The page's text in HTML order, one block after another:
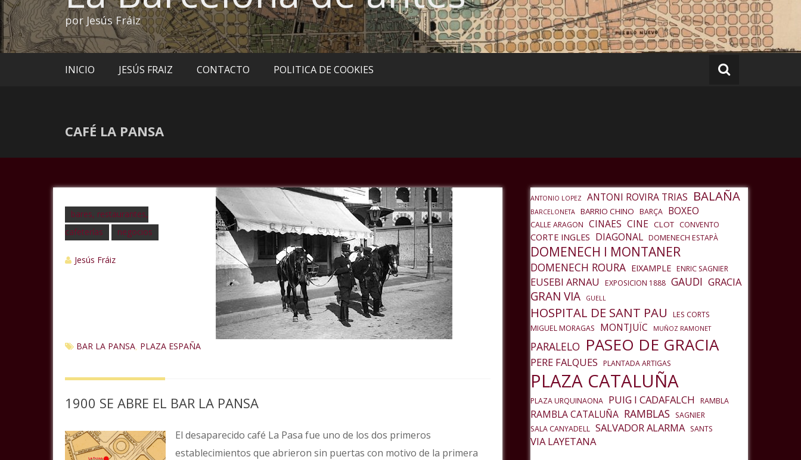
por Jesús Fráiz
INICIO JESÚS FRAIZ CONTACTO POLITICA DE COOKIES
CAFÉ LA PANSA
bares, restaurantes,
cafeterías
negocios
Jesús Fráiz
BAR LA PANSA PLAZA ESPAÑA
1900 SE ABRE EL BAR LA PANSA
El desaparecido café La Pasa fue uno de los dos primeros
establecimientos que abrieron sin puertas con motivo de la primera
ANTONIO LOPEZ ANTONI ROVIRA TRIAS BALAÑA
BARCELONETA BARRIO CHINO BARÇA BOXEO
CALLE ARAGON CINAES CINE CLOT CONVENTO
CORTE INGLES DIAGONAL DOMENECH ESTAPÀ
DOMENECH I MONTANER
DOMENECH ROURA EIXAMPLE ENRIC SAGNIER
EUSEBI ARNAU EXPOSICION 1888 GAUDI GRACIA
GRAN VIA GUELL
HOSPITAL DE SANT PAU
LES CORTS
MIGUEL MORAGAS
MONTJUÏC MUÑOZ RAMONET
PARALELO PASEO DE GRACIA
PERE FALQUES PLANTADA ARTIGAS
PLAZA CATALUÑA
PLAZA URQUINAONA PUIG I CADAFALCH RAMBLA
RAMBLA CATALUÑA RAMBLAS
SAGNIER
SALA CANYADELL SALVADOR ALARMA SANTS
VIA LAYETANA